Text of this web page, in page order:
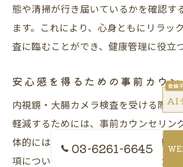
態や清掃が行き届いているかを確認す
ます。これにより、心身ともにリラッ
査に臨むことができ、健康管理に役立
安心感を得るための事前カウ
内視鏡・大腸カメラ検査を受ける際、
軽減するためには、事前カウンセリン
体的には、検査の工程や目的、予想さ
項について詳しく説明を受けることで
03-6261-6645